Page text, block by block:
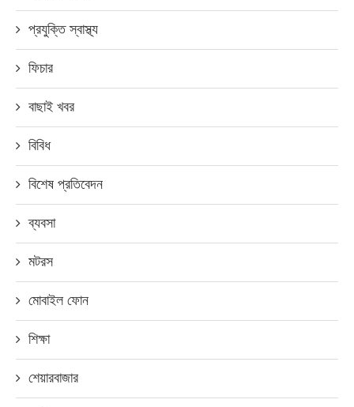
প্রযুক্তি স্বাস্থ্য
ফিচার
বাছাই খবর
বিবিধ
বিশেষ প্রতিবেদন
ব্যবসা
মটরস
মোবাইল ফোন
শিক্ষা
শেয়ারবাজার